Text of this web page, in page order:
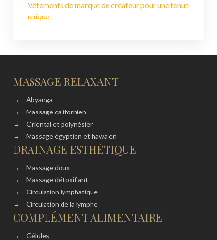
Vêtements de marque de créateur pour une tenue
unique
MASSAGE RELAXANT
→
Abyanga
→
Massage californien
→
Oriental et polynésien
→
Massage égyptien et hawaïen
DRAINAGE ESTHÉTIQUE
→
Massage doux
→
Massage détoxifiant
→
Circulation lymphatique
→
Circulation de la lymphe
COMPLÉMENT ALIMENTAIRE
→ Gélules